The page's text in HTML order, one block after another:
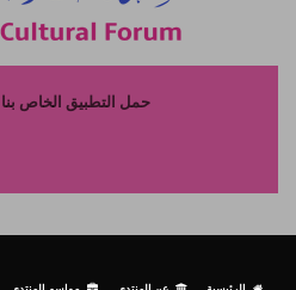
حمل التطبيق الخاص بنا